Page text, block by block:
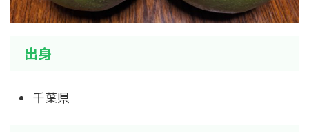
出身
千葉県